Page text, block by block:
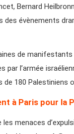
Bernard
évènements
de
l’armée
de 180 Palestiniens
à Paris pour la
menaces